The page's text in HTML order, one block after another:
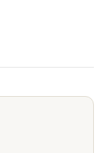
il posto era
al